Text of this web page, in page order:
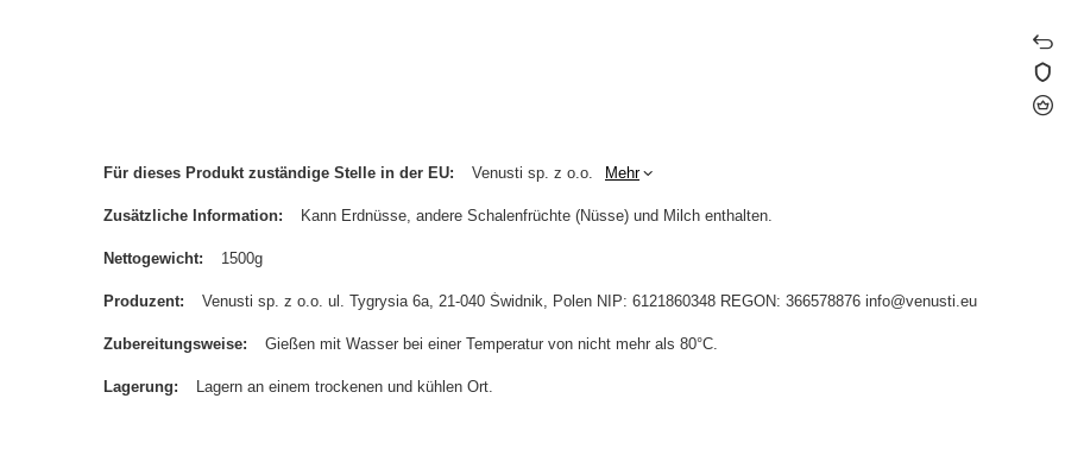
Für dieses Produkt zuständige Stelle in der EU Venusti sp. z o.o. Mehr
Zusätzliche Information Kann Erdnüsse, andere Schalenfrüchte (Nüsse) und Milch enthalten.
Nettogewicht 1500g
Produzent Venusti sp. z o.o. ul. Tygrysia 6a, 21-040 Świdnik, Polen NIP: 6121860348 REGON: 366578876 info@venusti.eu
Zubereitungsweise Gießen mit Wasser bei einer Temperatur von nicht mehr als 80°C.
Lagerung Lagern an einem trockenen und kühlen Ort.